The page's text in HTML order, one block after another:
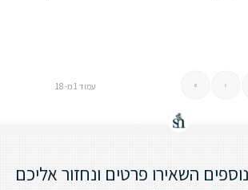
עמוד 1 מ- 18 ›
»
השאירו פרטים ונחזור אליכם